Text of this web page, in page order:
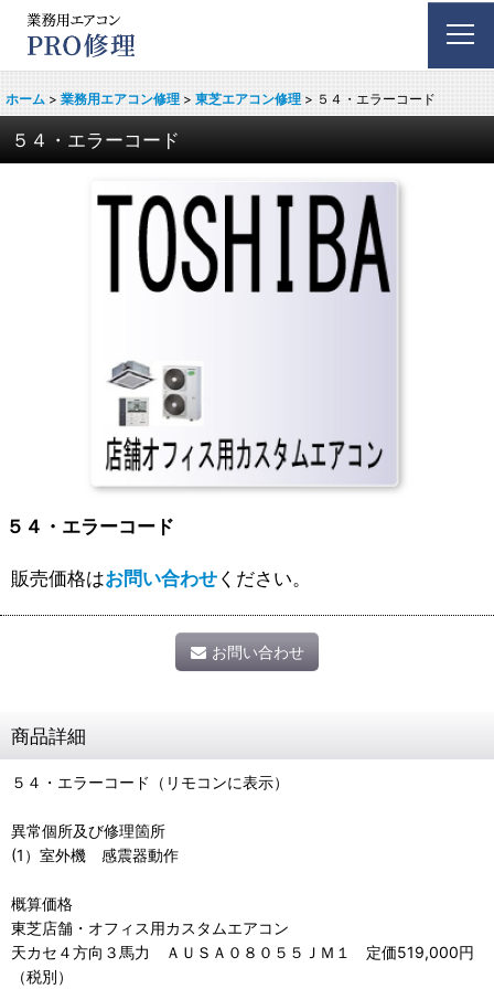
ホーム > 業務用エアコン修理 > 東芝エアコン修理 > ５４・エラーコード
５４・エラーコード
５４・エラーコード
販売価格はお問い合わせください。
お問い合わせ
商品詳細
５４・エラーコード（リモコンに表示）
異常個所及び修理箇所
(1）室外機 感震器動作
概算価格
東芝店舗・オフィス用カスタムエアコン
天カセ４方向３馬力 ＡＵＳＡ０８０５５ＪＭ１ 定価519,000円
（税別）